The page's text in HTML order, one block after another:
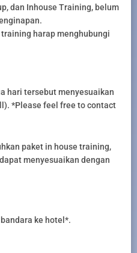
dan Inhouse Training, belum
harap menghubungi
hari tersebut menyesuaikan
*Please feel free to contact
paket in house training,
menyesuaikan dengan
ke hotel*.